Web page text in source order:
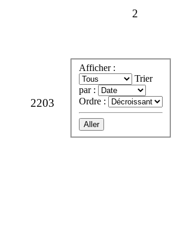
2
2203
Afficher :
Trier
par :
Ordre :